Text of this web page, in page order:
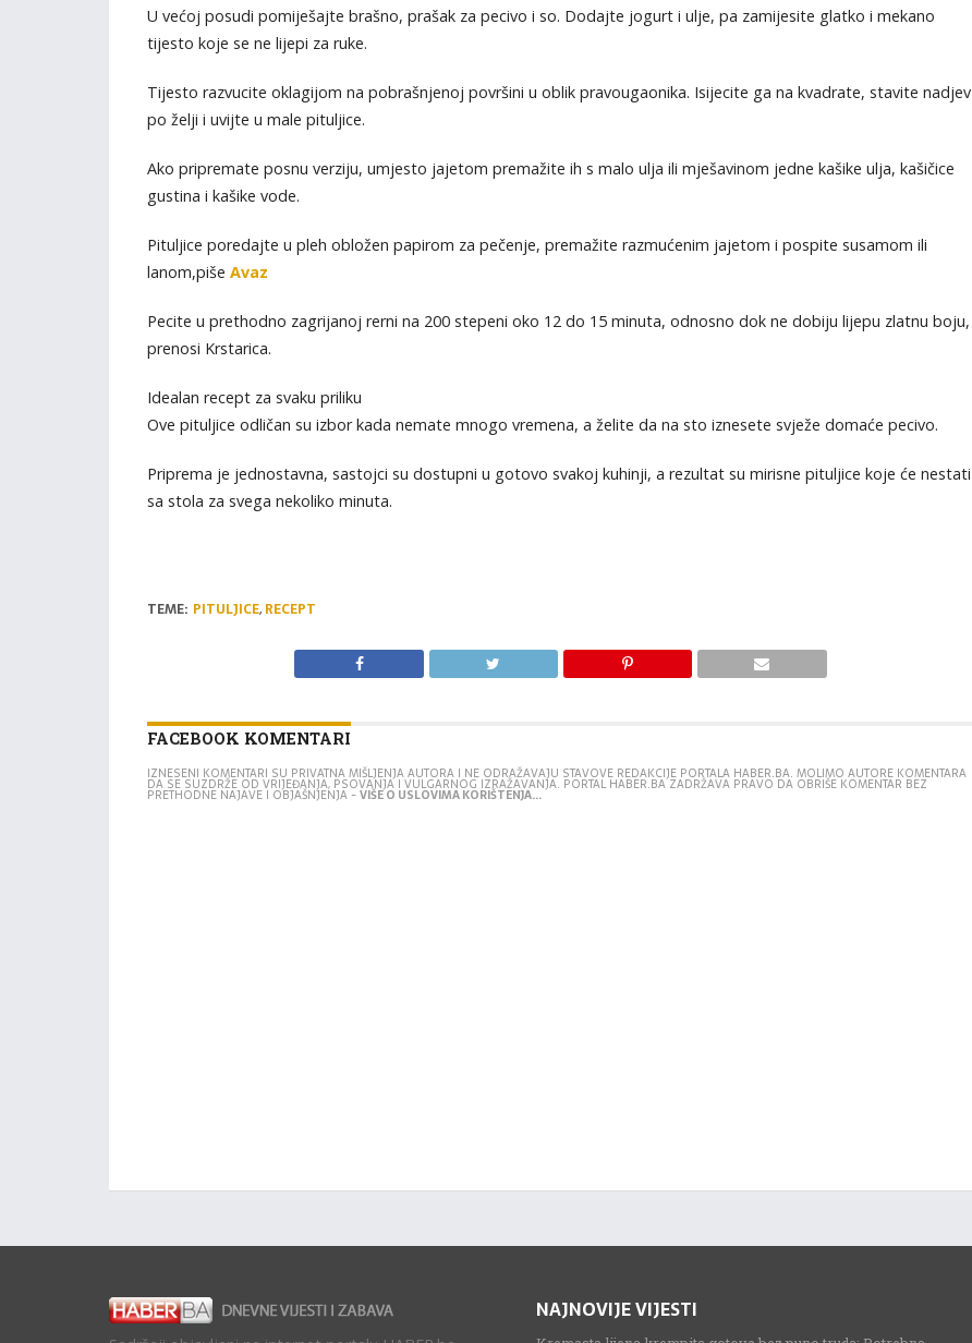
U većoj posudi pomiješajte brašno, prašak za pecivo i so. Dodajte jogurt i ulje, pa zamijesite glatko i mekano
tijesto koje se ne lijepi za ruke.
Tijesto razvucite oklagijom na pobrašnjenoj površini u oblik pravougaonika. Isijecite ga na kvadrate, stavite nadjev
po želji i uvijte u male pituljice.
Ako pripremate posnu verziju, umjesto jajetom premažite ih s malo ulja ili mješavinom jedne kašike ulja, kašičice
gustina i kašike vode.
Pituljice poredajte u pleh obložen papirom za pečenje, premažite razmućenim jajetom i pospite susamom ili
lanom,piše Avaz
Pecite u prethodno zagrijanoj rerni na 200 stepeni oko 12 do 15 minuta, odnosno dok ne dobiju lijepu zlatnu boju,
prenosi Krstarica.
Idealan recept za svaku priliku
Ove pituljice odličan su izbor kada nemate mnogo vremena, a želite da na sto iznesete svježe domaće pecivo.
Priprema je jednostavna, sastojci su dostupni u gotovo svakoj kuhinji, a rezultat su mirisne pituljice koje će nestati
sa stola za svega nekoliko minuta.
TEME: PITULJICE, RECEPT
FACEBOOK KOMENTARI
IZNESENI KOMENTARI SU PRIVATNA MIŠLJENJA AUTORA I NE ODRAŽAVAJU STAVOVE REDAKCIJE PORTALA HABER.BA. MOLIMO AUTORE KOMENTARA
DA SE SUZDRŽE OD VRIJEĐANJA, PSOVANJA I VULGARNOG IZRAŽAVANJA. PORTAL HABER.BA ZADRŽAVA PRAVO DA OBRIŠE KOMENTAR BEZ
PRETHODNE NAJAVE I OBJAŠNJENJA -VIŠE O USLOVIMA KORIŠTENJA...
NAJNOVIJE VIJESTI